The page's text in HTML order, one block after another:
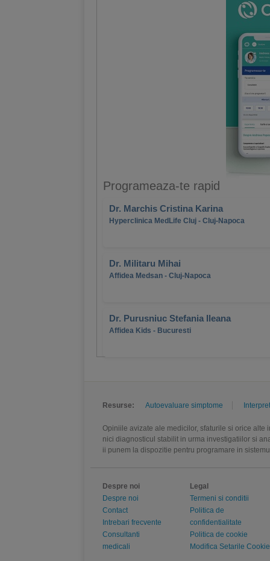
Programeaza-te rapid
Dr. Marchis Cristina Karina
Hyperclinica MedLife Cluj - Cluj-Napoca
Dr. Militaru Mihai
Affidea Medsan - Cluj-Napoca
Dr. Purusniuc Stefania Ileana
Affidea Kids - Bucuresti
Resurse: Autoevaluare simptome
Opiniile avizate ale medicilor, sfaturile si orice
nici diagnosticul stabilit in urma investigatiilor si
ii punem la dispozitie pentru programare in
Despre noi
Despre noi
Contact
Intrebari frecvente
Consultanti
medicali
Legal
Termeni si conditii
Politica de
confidentialitate
Politica de cookie
Modifica Setarile Cookie